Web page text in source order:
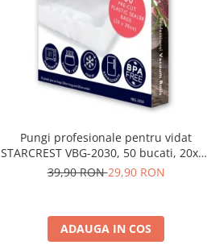
Pungi profesionale pentru vidat
STARCREST VBG-2030, 50 bucati, 20x30
cm, rezistente, reutilizabile, sous vide,
39,90 RON29,90 RON
ADAUGA IN COS